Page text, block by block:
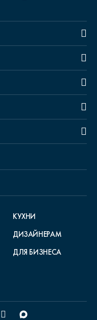
КУХНИ
ДИЗАЙНЕРАМ
ДЛЯ БИЗНЕСА